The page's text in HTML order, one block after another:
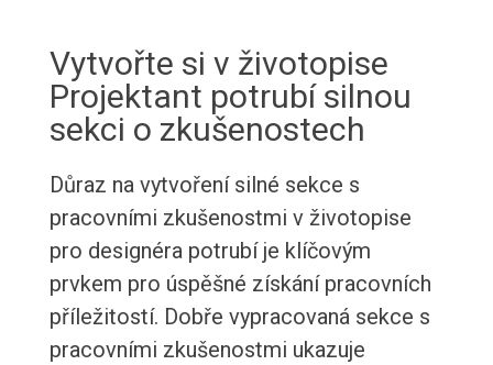
Vytvořte si v životopise
Projektant potrubí silnou
sekci o zkušenostech
Důraz na vytvoření silné sekce s
pracovními zkušenostmi v životopise
pro designéra potrubí je klíčovým
prvkem pro úspěšné získání pracovních
příležitostí. Dobře vypracovaná sekce s
pracovními zkušenostmi ukazuje